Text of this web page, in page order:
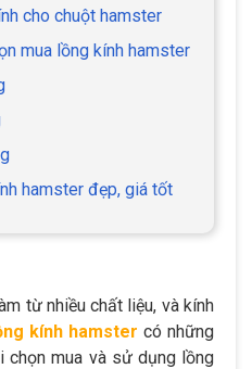
cho chuột hamster
mua lồng kính hamster
hamster đẹp, giá tốt
từ nhiều chất liệu, và kính
kính hamster có những
chọn mua và sử dụng lồng